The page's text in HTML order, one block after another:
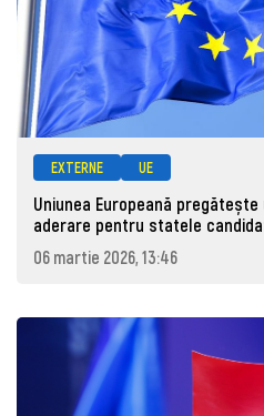
EXTERNE UE
Uniunea Europeană
aderare pentru statele
06 martie 2026, 13:46